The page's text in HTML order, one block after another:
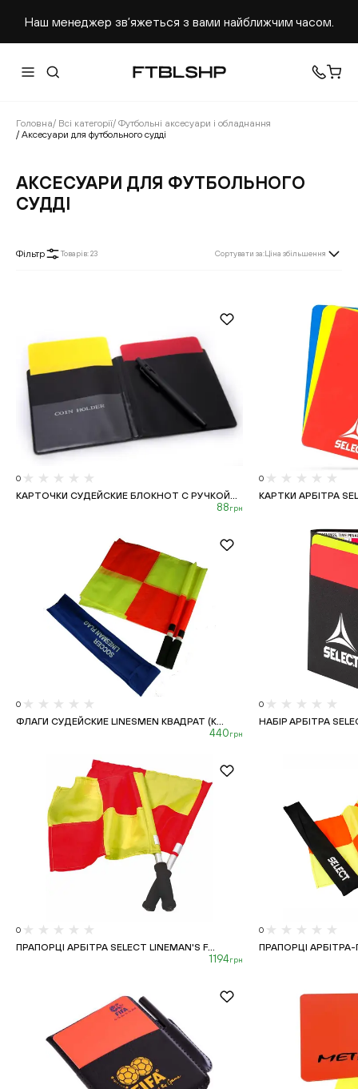
Наш менеджер звʼяжеться з вами найближчим часом.
Головна/ Всі категорії/ Футбольні аксесуари і обладнання
/ Аксесуари для футбольного судді
АКСЕСУАРИ ДЛЯ ФУТБОЛЬНОГО
СУДДІ
Фільтр Товарів:23 Сортувати за:Ціна збільшення
0
КАРТОЧКИ СУДЕЙСКИЕ БЛОКНОТ С РУЧКОЙ...
88грн
0
КАРТКИ АРБІТРА
0
ФЛАГИ СУДЕЙСКИЕ LINESMEN КВАДРАТ (К...
440грн
0
НАБІР АРБІТРА
0
ПРАПОРЦІ АРБІТРА SELECT LINEMAN'S F...
1194грн
0
ПРАПОРЦІ